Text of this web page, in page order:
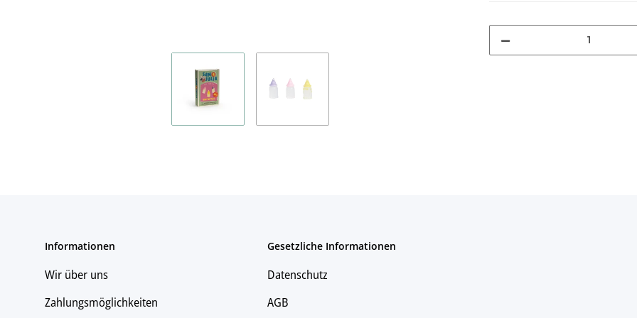
Informationen
Wir über uns
Zahlungsmöglichkeiten
Gesetzliche Informationen
Datenschutz
AGB